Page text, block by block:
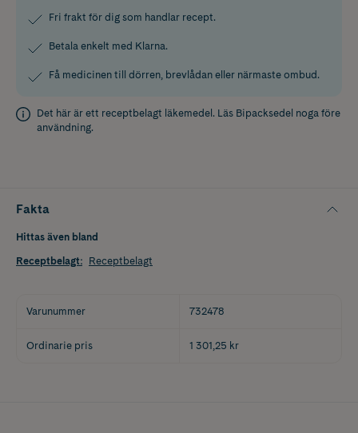
Fri frakt för dig som handlar recept.
Betala enkelt med Klarna.
Få medicinen till dörren, brevlådan eller närmaste ombud.
Det här är ett receptbelagt läkemedel. Läs Bipacksedel noga före
användning.
Fakta
Hittas även bland
Receptbelagt: Receptbelagt
Varunummer 732478
Ordinarie pris 1 301,25 kr